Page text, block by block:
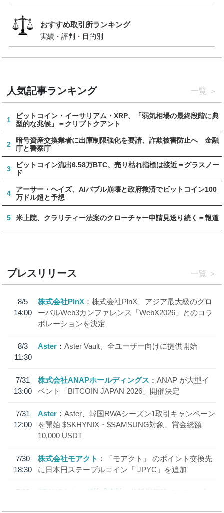
おすすめ取引所ランキング
実績・評判・目的別
人気記事ランキング 一覧
1
ビットコイン・イーサリアム・XRP、「弱気相場の最終段階に典
型的な兆候」＝クリプトクアント
2
暗号資産交換業者に出庫制限強化を要請、詐欺被害防止へ 金融
庁と警察庁
3
ビットコイン流出6.58万BTC、売り枯れ指標は接近＝グラスノー
ド
4
アーサー・ヘイズ、AIバブル崩壊と政府救済でビットコイン100
万ドル超と予想
5 米上院、クラリティー法案のクローチャー申請見送り続く＝報道
プレスリリース 一覧
8/5
14:00
株式会社PlnX
株式会社PlnX、アジア最大級のグロ
ーバルWeb3カンファレンス「WebX2026」とのコラ
ボレーションを決定
8/3
11:30
Aster Aster Vault、全ユーザー向けに提供開始
7/31
13:00
株式会社ANAPホールディングス
ANAP が大型イ
ベント「BITCOIN JAPAN 2026」開催決定
7/31
12:00
Aster
Aster、韓国RWAシーズン1取引キャンペーン
を開始 $SKHYNIX・$SAMSUNG対象、賞金総額
10,000 USDT
7/30
18:30
株式会社モアクト
「モアクト」 のポイント交換先
に日本円ステーブルコイン「 JPYC」を追加
7/29
SBI VCトレード株式会社
信託型円建てステーブル